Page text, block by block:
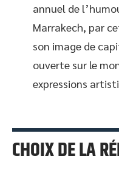
annuel de
Marrakech, par
son image de
ouverte sur le
expressions
CHOIX DE LA